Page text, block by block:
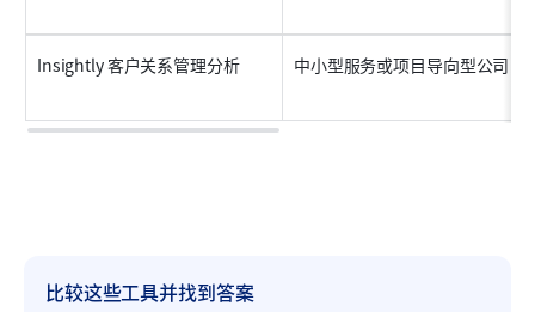
Insightly 客户关系管理分析 中小型服务或项目导向型公司
比较这些工具并找到答案